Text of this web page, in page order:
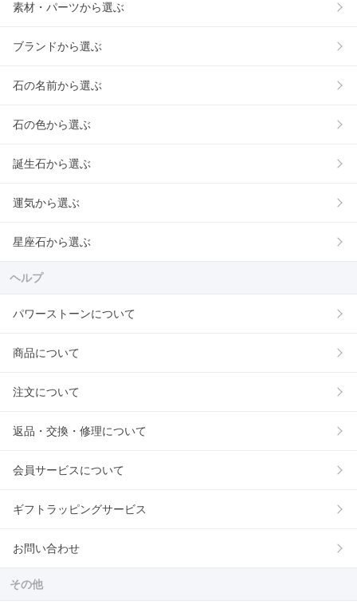
素材・パーツから選ぶ
ブランドから選ぶ
石の名前から選ぶ
石の色から選ぶ
誕生石から選ぶ
運気から選ぶ
星座石から選ぶ
ヘルプ
パワーストーンについて
商品について
注文について
返品・交換・修理について
会員サービスについて
ギフトラッピングサービス
お問い合わせ
その他